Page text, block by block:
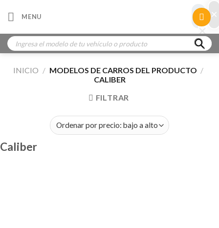
MENU
Búsqueda
de
productos
INICIO / MODELOS DE CARROS DEL PRODUCTO /
CALIBER
FILTRAR
Caliber
×
×
×
×